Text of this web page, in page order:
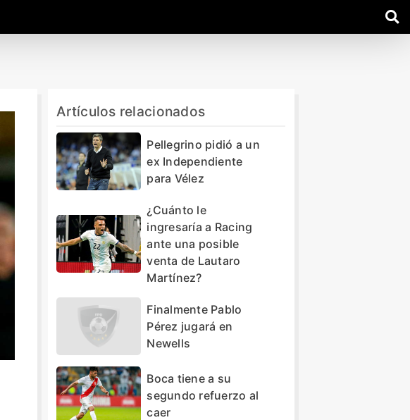
Artículos relacionados
Pellegrino pidió a un
ex Independiente
para Vélez
¿Cuánto le
ingresaría a Racing
ante una posible
venta de Lautaro
Martínez?
Finalmente Pablo
Pérez jugará en
Newells
Boca tiene a su
segundo refuerzo al
caer